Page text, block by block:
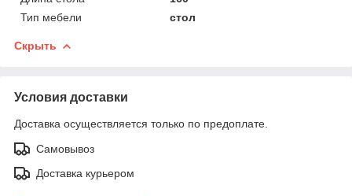
Тип мебели
стол
Скрыть
Условия доставки
Доставка осуществляется только по предоплате.
Самовывоз
Доставка курьером